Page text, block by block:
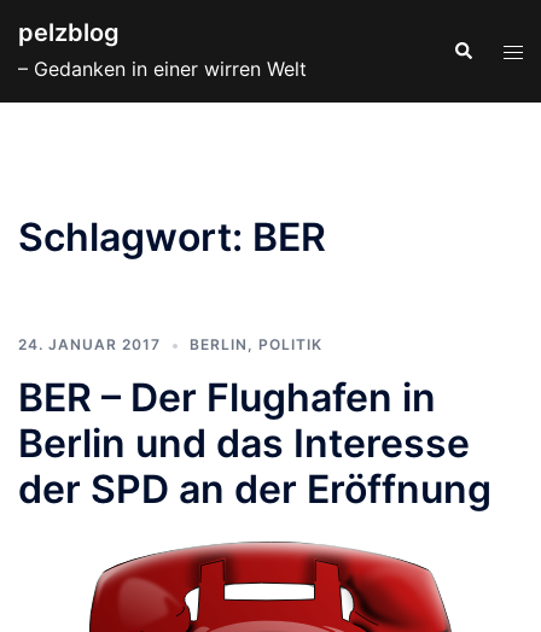
Inhalt
springen
pelzblog
– Gedanken in einer wirren Welt
Suche
Schlagwort: BER
24. JANUAR 2017 BERLIN , POLITIK
BER – Der Flughafen in
Berlin und das Interesse
der SPD an der Eröffnung